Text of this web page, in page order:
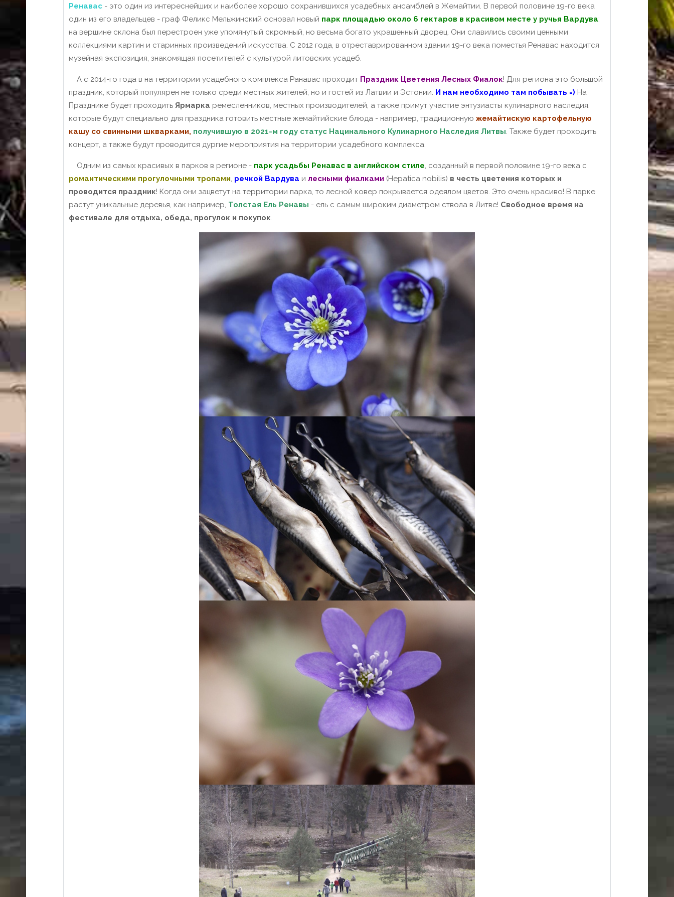
Ренавас - это один из интереснейших и наиболее хорошо сохранившихся усадебных ансамблей в Жемайтии. В первой половине 19-го века
один из его владельцев - граф Феликс Мельжинский основал новый парк площадью около 6 гектаров в красивом месте у ручья Вардува:
на вершине склона был перестроен уже упомянутый скромный, но весьма богато украшенный дворец. Они славились своими ценными
коллекциями картин и старинных произведений искусства. С 2012 года, в отреставрированном здании 19-го века поместья Ренавас находится
музейная экспозиция, знакомящая посетителей с культурой литовских усадеб.
А с 2014-го года в на территории усадебного комплекса Ранавас проходит Праздник Цветения Лесных Фиалок! Для региона это большой
праздник, который популярен не только среди местных жителей, но и гостей из Латвии и Эстонии. И нам необходимо там побывать =) На
Празднике будет проходить Ярмарка ремесленников, местных производителей, а также примут участие энтузиасты кулинарного наследия,
которые будут специально для праздника готовить местные жемайтийские блюда - например, традиционную жемайтискую картофельную
кашу со свинными шкварками, получившую в 2021-м году статус Нацинального Кулинарного Наследия Литвы. Также будет проходить
концерт, а также будут проводится дургие мероприятия на территории усадебного комплекса.
Одним из самых красивых в парков в регионе - парк усадьбы Ренавас в английском стиле, созданный в первой половине 19-го века с
романтическими прогулочными тропами, речкой Вардува и лесными фиалками (Hepatica nobilis) в честь цветения которых и
проводится праздник! Когда они зацветут на территории парка, то лесной ковер покрывается одеялом цветов. Это очень красиво! В парке
растут уникальные деревья, как например, Толстая Ель Ренавы - ель с самым широким диаметром ствола в Литве! Свободное время на
фестивале для отдыха, обеда, прогулок и покупок.